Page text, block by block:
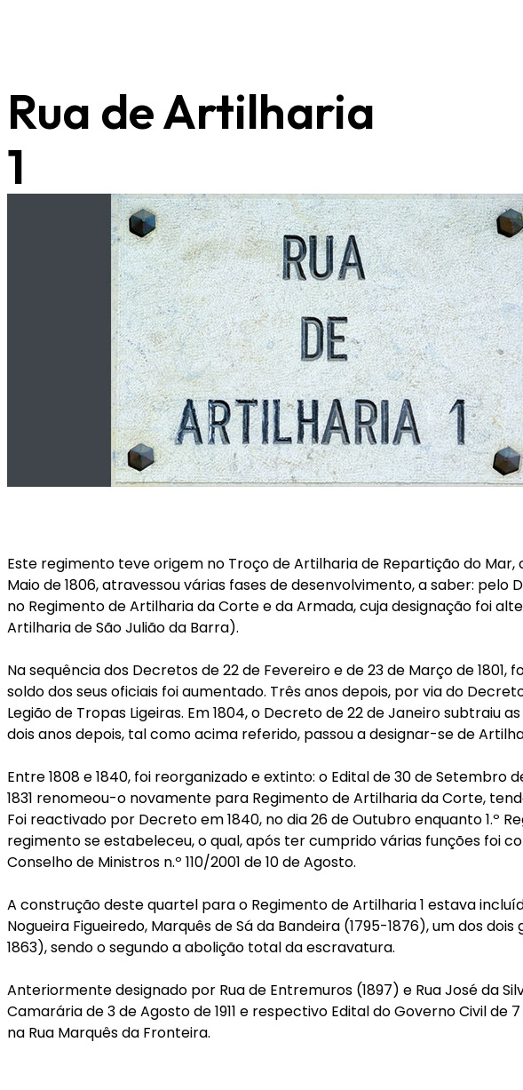
Rua de Artilharia
1
Este regimento teve origem no Troço de Artilharia de Repartição do
Maio de 1806, atravessou várias fases de desenvolvimento, a saber:
no Regimento de Artilharia da Corte e da Armada, cuja designação foi
Artilharia de São Julião da Barra).
Na sequência dos Decretos de 22 de Fevereiro e de 23 de Março de
soldo dos seus oficiais foi aumentado. Três anos depois, por via do
Legião de Tropas Ligeiras. Em 1804, o Decreto de 22 de Janeiro
dois anos depois, tal como acima referido, passou a designar-se de
Entre 1808 e 1840, foi reorganizado e extinto: o Edital de 30 de
1831 renomeou-o novamente para Regimento de Artilharia da Corte,
Foi reactivado por Decreto em 1840, no dia 26 de Outubro enquanto 1.º
regimento se estabeleceu, o qual, após ter cumprido várias funções foi
Conselho de Ministros n.º 110/2001 de 10 de Agosto.
A construção deste quartel para o Regimento de Artilharia 1 estava
Nogueira Figueiredo, Marquês de Sá da Bandeira (1795-1876), um dos
1863), sendo o segundo a abolição total da escravatura.
Anteriormente designado por Rua de Entremuros (1897) e Rua José da
Camarária de 3 de Agosto de 1911 e respectivo Edital do Governo Civil
na Rua Marquês da Fronteira.